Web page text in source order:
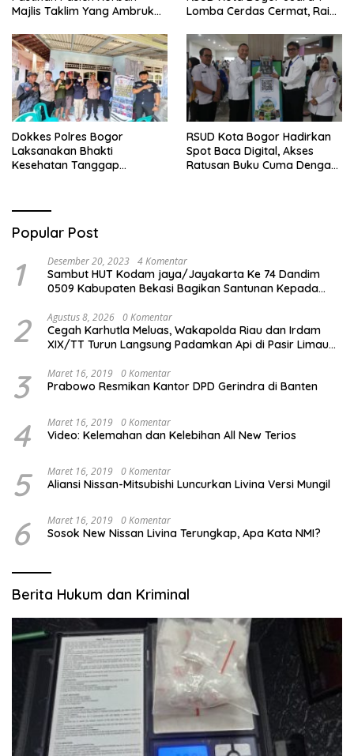
Majlis Taklim Yang Ambruk
Perawatan Maksimal
Lomba Cerdas Cermat, Raih
Se-Bogor
Dokkes Polres Bogor
Laksanakan Bhakti
Kesehatan Tanggap
RSUD Kota Bogor Hadirkan
Spot Baca Digital, Akses
Ratusan Buku Cuma Dengan
Popular Post
1 Desember 20, 2023 4 Komentar
Sambut HUT Kodam jaya/Jayakarta Ke 74 Dandim
0509 Kabupaten Bekasi Bagikan Santunan Kepada
2 Agustus 8, 2026 0 Komentar
Cegah Karhutla Meluas, Wakapolda Riau dan Irdam
XIX/TT Turun Langsung Padamkan Api di Pasir Limau
3 Maret 16, 2019 0 Komentar
Prabowo Resmikan Kantor DPD Gerindra di Banten
4 Maret 16, 2019 0 Komentar
Video: Kelemahan dan Kelebihan All New Terios
5 Maret 16, 2019 0 Komentar
Aliansi Nissan-Mitsubishi Luncurkan Livina Versi Mungil
6 Maret 16, 2019 0 Komentar
Sosok New Nissan Livina Terungkap, Apa Kata NMI?
Berita Hukum dan Kriminal